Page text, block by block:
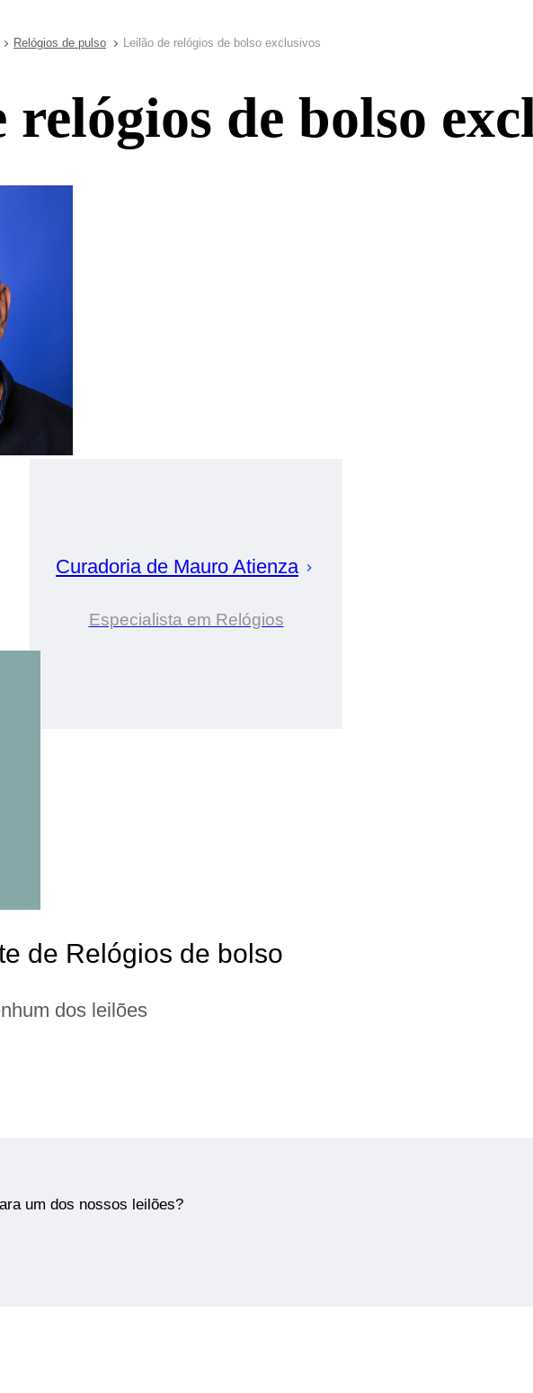
Relógios de pulso Leilão de relógios de bolso exclusivos
de bolso
Curadoria de Mauro Atienza
Especialista em Relógios
de Relógios de bolso
dos leilões
um dos nossos leilões?